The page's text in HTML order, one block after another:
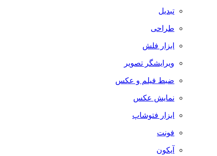
تبدیل
طراحی
ابزار فلش
ویرایشگر تصویر
ضبط فيلم و عكس
نمایش عکس
ابزار فتوشاپ
فونت
آیکون